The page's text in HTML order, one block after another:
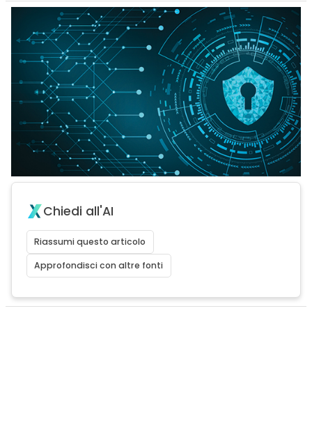
Chiedi all'AI
Riassumi questo articolo
Approfondisci con altre fonti